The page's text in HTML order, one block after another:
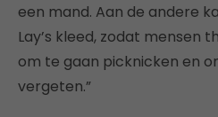
een mand. Aan de andere
Lay’s kleed, zodat mensen
om te gaan picknicken en
vergeten.”